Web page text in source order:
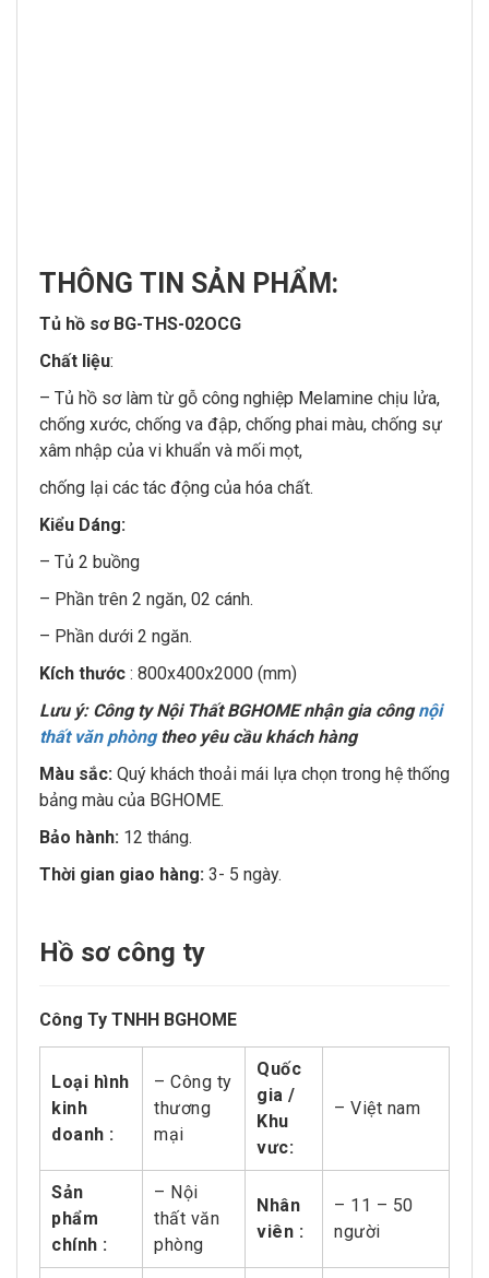
THÔNG TIN SẢN PHẨM:
Tủ hồ sơ BG-THS-02OCG
Chất liệu:
– Tủ hồ sơ làm từ gỗ công nghiệp Melamine chịu lửa,
chống xước, chống va đập, chống phai màu, chống sự
xâm nhập của vi khuẩn và mối mọt,
chống lại các tác động của hóa chất.
Kiểu Dáng:
– Tủ 2 buồng
– Phần trên 2 ngăn, 02 cánh.
– Phần dưới 2 ngăn.
Kích thước : 800x400x2000 (mm)
Lưu ý: Công ty Nội Thất BGHOME nhận gia côngnội
thất văn phòngtheo yêu cầu khách hàng
Màu sắc: Quý khách thoải mái lựa chọn trong hệ thống
bảng màu của BGHOME.
Bảo hành: 12 tháng.
Thời gian giao hàng: 3- 5 ngày.
Hồ sơ công ty
Công Ty TNHH BGHOME
Loại hình
kinh
doanh :
– Công ty
thương
mại
Quốc
gia /
Khu
vưc:
– Việt nam
Sản
phẩm
chính :
– Nội
thất văn
phòng
Nhân
viên :
– 11 – 50
người